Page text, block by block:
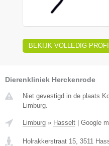
BEKIJK VOLLEDIG
Dierenkliniek Herckenrode
Niet gevestigd in de plaats
Limburg.
Limburg » Hasselt Google
Holrakkerstraat 15, 3511